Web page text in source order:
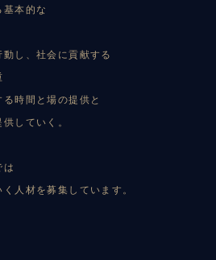
基本的な
し、社会に貢献する
時間と場の提供と
していく。
は
人材を募集しています。